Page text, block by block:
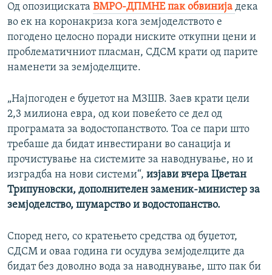
Од опозициската ВМРО-ДПМНЕ пак обвинија дека
во ек на коронакриза кога земјоделството е
погодено целосно поради ниските откупни цени и
проблематичниот пласман, СДСМ крати од парите
наменети за земјоделците.
„Најпогоден е буџетот на МЗШВ. Заев крати цели
2,3 милиона евра, од кои повеќето се дел од
програмата за водостопанството. Тоа се пари што
требаше да бидат инвестирани во санација и
прочистување на системите за наводнување, но и
изградба на нови системи“, изјави вчера Цветан
Трипуновски, дополнителен заменик-министер за
земјоделство, шумарство и водостопанство.
Според него, со кратењето средства од буџетот,
СДСМ и оваа година ги осудува земјоделците да
бидат без доволно вода за наводнување, што пак би